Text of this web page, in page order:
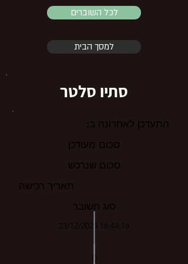
לכל השוברים
למסך הבית
סתיו סלטר
התעדכן לאחרונה ב:
סכום מעודכן
סכום שנרכש
תאריך רכישה
סוג השובר
23/12/2025 16:44:18
0